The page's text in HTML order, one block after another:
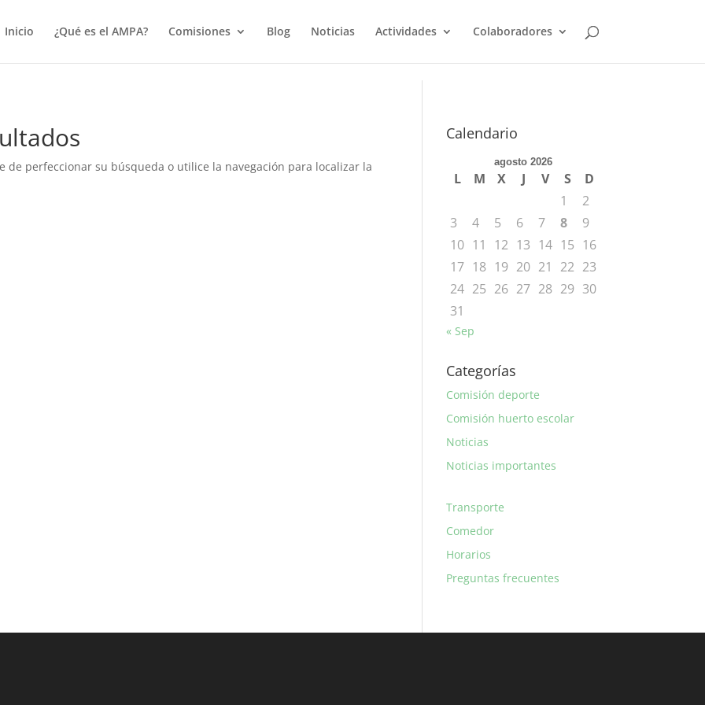
Inicio
¿Qué es el AMPA? Comisiones Blog Noticias Actividades Colaboradores
de perfeccionar su búsqueda o utilice la navegación para localizar la
Calendario
agosto 2026
L M X J V S
D
1
2
3
4 5 6 7 8
9
10 11 12 13 14 15 16
17 18 19 20 21 22 23
24 25 26 27 28 29 30
31
« Sep
Categorías
Comisión deporte
Comisión huerto escolar
Noticias
Noticias importantes
Transporte
Comedor
Horarios
Preguntas frecuentes